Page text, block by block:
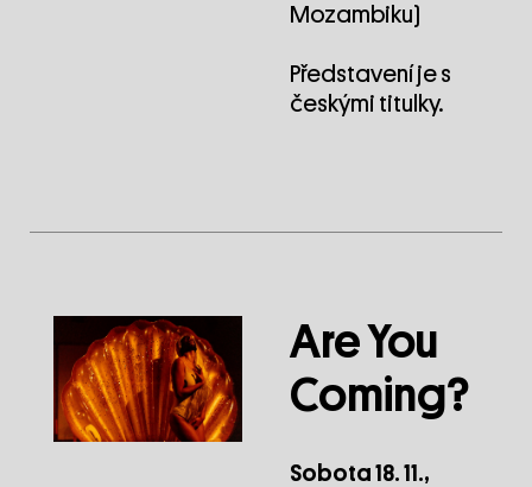
Mozambiku)
Představení je s
českými titulky.
Are You
Coming?
Sobota 18. 11.,